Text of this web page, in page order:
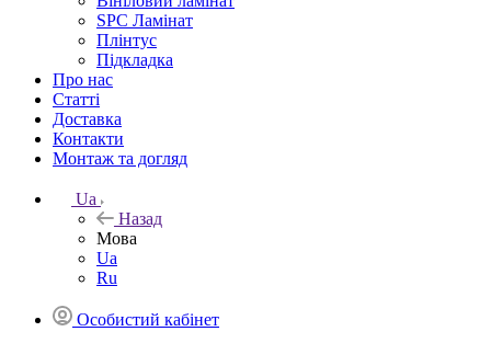
SPC Ламінат
Плінтус
Підкладка
Про нас
Статті
Доставка
Контакти
Монтаж та догляд
Ua
Назад
Мова
Ua
Ru
Особистий кабінет